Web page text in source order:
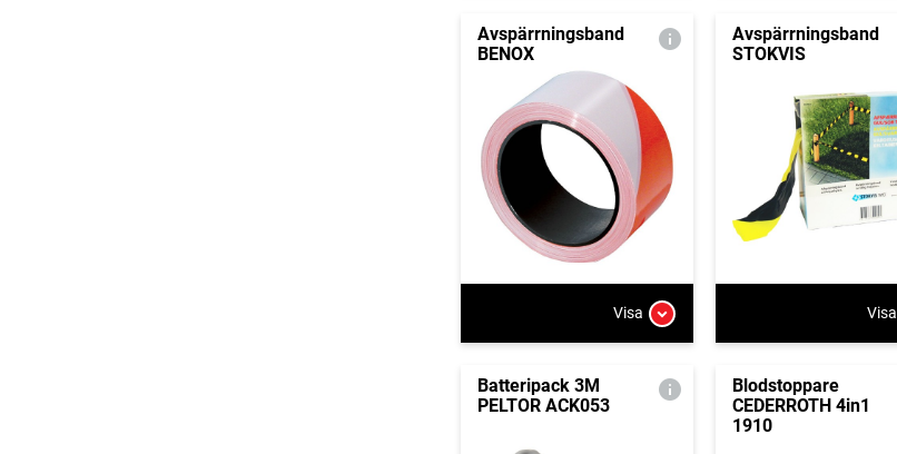
Avspärrningsband
BENOX
Visa
Avspärrningsband
STOKVIS
Visa
Batteripack 3M
PELTOR ACK053
Blodstoppare
CEDERROTH 4in1
1910